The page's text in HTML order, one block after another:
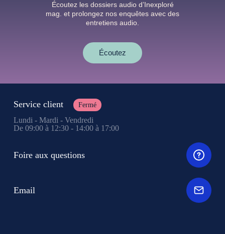
Écoutez les dossiers audio d’Inexploré
mag. et prolongez nos enquêtes avec des
entretiens audio.
Écoutez
Service client Fermé
Lundi - Mardi - Vendredi
De 09:00 à 12:30 - 14:00 à 17:00
Foire aux questions
Email